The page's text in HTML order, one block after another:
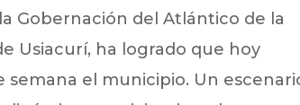
Gobernación del Atlántico de la
Usiacurí, ha logrado que hoy
semana el municipio. Un